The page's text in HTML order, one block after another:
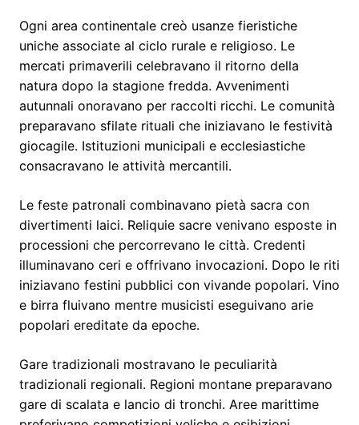
Ogni area continentale creò usanze fieristiche
uniche associate al ciclo rurale e religioso. Le
mercati primaverili celebravano il ritorno della
natura dopo la stagione fredda. Avvenimenti
autunnali onoravano per raccolti ricchi. Le comunità
preparavano sfilate rituali che iniziavano le festività
giocagile. Istituzioni municipali e ecclesiastiche
consacravano le attività mercantili.
Le feste patronali combinavano pietà sacra con
divertimenti laici. Reliquie sacre venivano esposte in
processioni che percorrevano le città. Credenti
illuminavano ceri e offrivano invocazioni. Dopo le riti
iniziavano festini pubblici con vivande popolari. Vino
e birra fluivano mentre musicisti eseguivano arie
popolari ereditate da epoche.
Gare tradizionali mostravano le peculiarità
tradizionali regionali. Regioni montane preparavano
gare di scalata e lancio di tronchi. Aree marittime